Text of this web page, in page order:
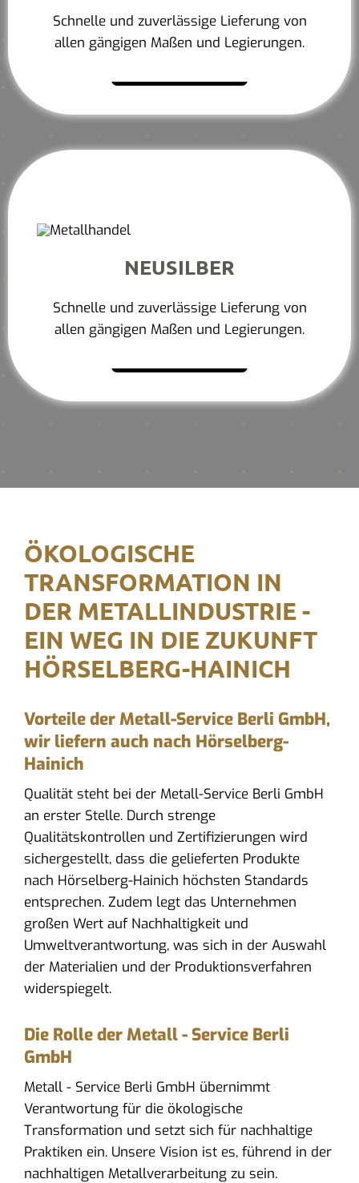
Schnelle und zuverlässige Lieferung von
allen gängigen Maßen und Legierungen.
NEUSILBER
Schnelle und zuverlässige Lieferung von
allen gängigen Maßen und Legierungen.
ÖKOLOGISCHE
TRANSFORMATION IN
DER METALLINDUSTRIE -
EIN WEG IN DIE ZUKUNFT
HÖRSELBERG-HAINICH
Vorteile der Metall-Service Berli GmbH,
wir liefern auch nach Hörselberg-
Hainich
Qualität steht bei der Metall-Service Berli GmbH
an erster Stelle. Durch strenge
Qualitätskontrollen und Zertifizierungen wird
sichergestellt, dass die gelieferten Produkte
nach Hörselberg-Hainich höchsten Standards
entsprechen. Zudem legt das Unternehmen
großen Wert auf Nachhaltigkeit und
Umweltverantwortung, was sich in der Auswahl
der Materialien und der Produktionsverfahren
widerspiegelt.
Die Rolle der Metall - Service Berli
GmbH
Metall - Service Berli GmbH übernimmt
Verantwortung für die ökologische
Transformation und setzt sich für nachhaltige
Praktiken ein. Unsere Vision ist es, führend in der
nachhaltigen Metallverarbeitung zu sein.